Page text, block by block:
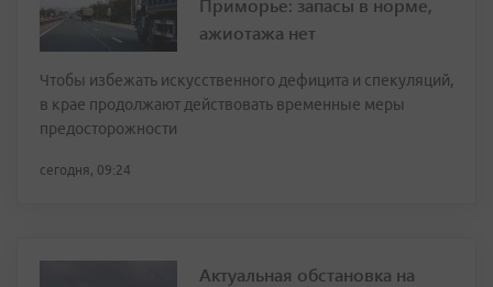
Приморье: запасы в норме,
ажиотажа нет
Чтобы избежать искусственного дефицита и спекуляций,
в крае продолжают действовать временные меры
предосторожности
сегодня, 09:24
Актуальная обстановка на